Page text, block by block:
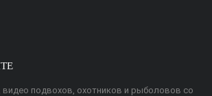
подвохов, охотников и рыболовов со